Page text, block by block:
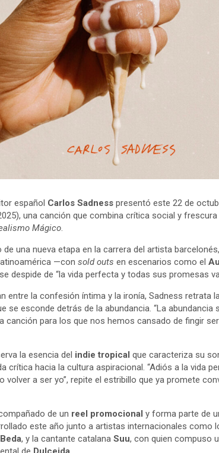
español Carlos Sadness presentó este 22 de
una canción que combina crítica social y
Mágico.
de una nueva etapa en la carrera del artista
—con sold outs en escenarios como el
despide de “la vida perfecta y todas sus promesas
entre la confesión íntima y la ironía, Sadness retrata
se esconde detrás de la abundancia. “La abundancia
canción para los que nos hemos cansado de fingir
la esencia del indie tropical que caracteriza su
crítica hacia la cultura aspiracional. “Adiós a la vida
volver a ser yo”, repite el estribillo que ya promete
de un reel promocional y forma parte de
este año junto a artistas internacionales como
, y la cantante catalana Suu, con quien compuso